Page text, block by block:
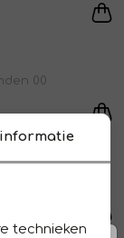
00
technieken